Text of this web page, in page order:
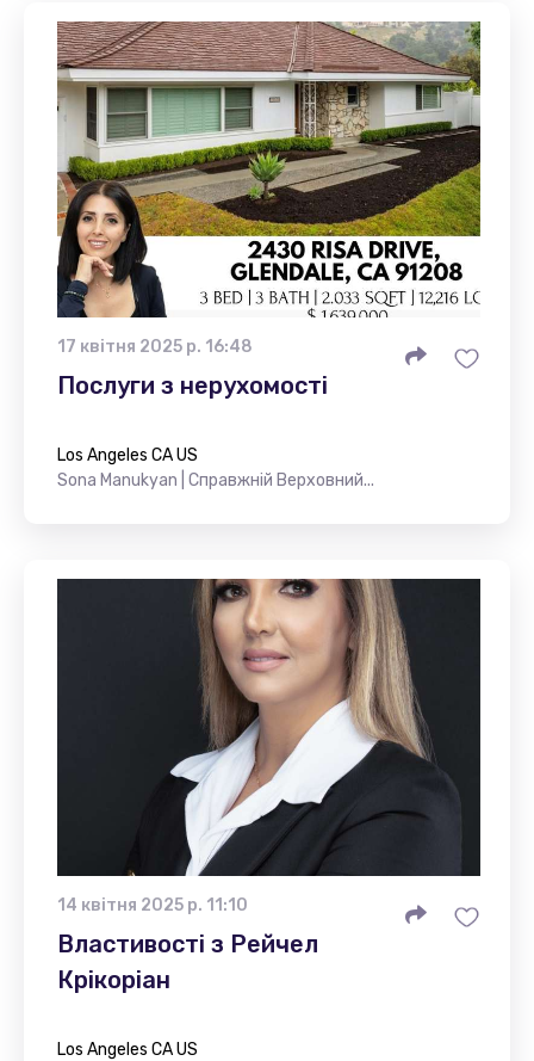
17 квітня 2025 р. 16:48
Послуги з нерухомості
Los Angeles CA US
Sona Manukyan | Справжній Верховний...
14 квітня 2025 р. 11:10
Властивості з Рейчел
Крікоріан
Los Angeles CA US